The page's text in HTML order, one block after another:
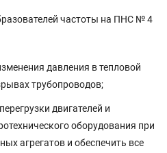
частоты на ПНС № 4
давления в тепловой
трубопроводов;
двигателей и
оборудования при
агрегатов и обеспечить все